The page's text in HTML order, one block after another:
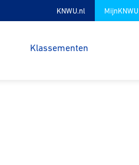
MijnKNWU
KNWU.nl
Klassementen